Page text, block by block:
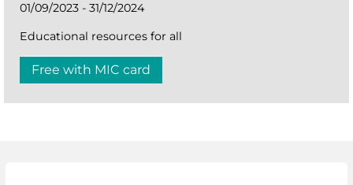
01/09/2023 - 31/12/2024
Educational resources for all
Free with MIC card